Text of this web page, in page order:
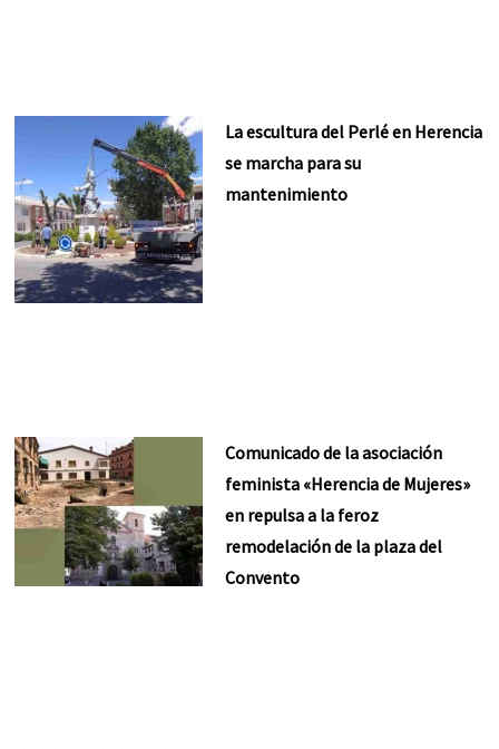
La escultura del Perlé en Herencia
se marcha para su
mantenimiento
Comunicado de la asociación
feminista «Herencia de Mujeres»
en repulsa a la feroz
remodelación de la plaza del
Convento